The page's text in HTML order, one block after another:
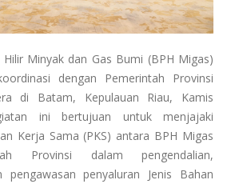
Minyak dan Gas Bumi (BPH Migas)
dengan Pemerintah Provinsi
di Batam, Kepulauan Riau, Kamis
ini bertujuan untuk menjajaki
Kerja Sama (PKS) antara BPH Migas
Provinsi dalam pengendalian,
pengawasan penyaluran Jenis Bahan